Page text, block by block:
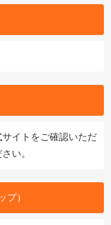
イトをご確認いただ
い。
プ）